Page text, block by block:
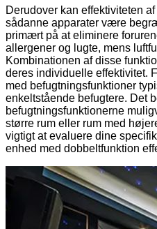
Derudover kan effektiviteten
sådanne apparater være
primært på at eliminere
allergener og lugte, mens
Kombinationen af ​​disse
deres individuelle effektivitet.
med befugtningsfunktioner
enkeltstående befugtere. Det
befugtningsfunktionerne
større rum eller rum med
vigtigt at evaluere dine
enhed med dobbeltfunktion